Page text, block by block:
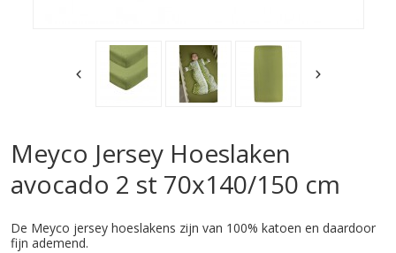
Meyco Jersey Hoeslaken
avocado 2 st 70x140/150 cm
De Meyco jersey hoeslakens zijn van 100% katoen en daardoor
fijn ademend.